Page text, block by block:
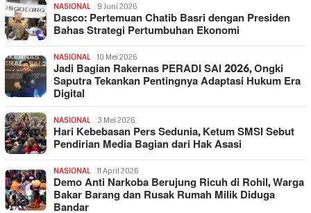
NASIONAL 9 Juni 2026
Dasco: Pertemuan Chatib Basri dengan Presiden
Bahas Strategi Pertumbuhan Ekonomi
NASIONAL 10 Mei 2026
Jadi Bagian Rakernas PERADI SAI 2026, Ongki
Saputra Tekankan Pentingnya Adaptasi Hukum Era
Digital
NASIONAL 3 Mei 2026
Hari Kebebasan Pers Sedunia, Ketum SMSI Sebut
Pendirian Media Bagian dari Hak Asasi
NASIONAL 11 April 2026
Demo Anti Narkoba Berujung Ricuh di Rohil, Warga
Bakar Barang dan Rusak Rumah Milik Diduga
Bandar